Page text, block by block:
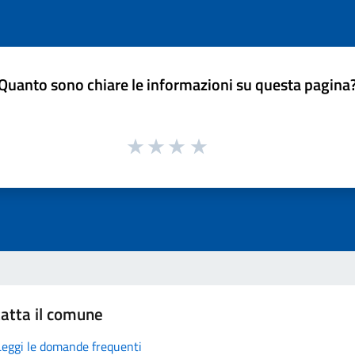
sono chiare le informazioni su questa
il comune
le domande frequenti